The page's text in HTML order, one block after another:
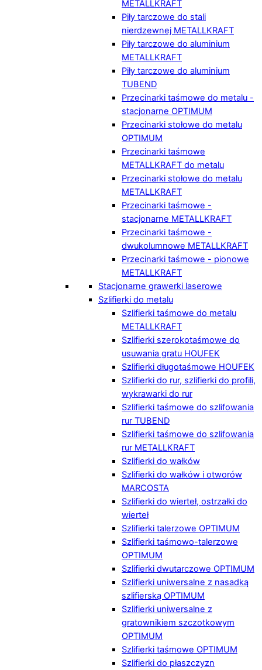
METALLKRAFT
Piły tarczowe do stali
nierdzewnej METALLKRAFT
Piły tarczowe do aluminium
METALLKRAFT
Piły tarczowe do aluminium
TUBEND
Przecinarki taśmowe do metalu -
stacjonarne OPTIMUM
Przecinarki stołowe do metalu
OPTIMUM
Przecinarki taśmowe
METALLKRAFT do metalu
Przecinarki stołowe do metalu
METALLKRAFT
Przecinarki taśmowe -
stacjonarne METALLKRAFT
Przecinarki taśmowe -
dwukolumnowe METALLKRAFT
Przecinarki taśmowe - pionowe
METALLKRAFT
Stacjonarne grawerki laserowe
Szlifierki do metalu
Szlifierki taśmowe do metalu
METALLKRAFT
Szlifierki szerokotaśmowe do
usuwania gratu HOUFEK
Szlifierki długotaśmowe HOUFEK
Szlifierki do rur, szlifierki do profili,
wykrawarki do rur
Szlifierki taśmowe do szlifowania
rur TUBEND
Szlifierki taśmowe do szlifowania
rur METALLKRAFT
Szlifierki do wałków
Szlifierki do wałków i otworów
MARCOSTA
Szlifierki do wierteł, ostrzałki do
wierteł
Szlifierki talerzowe OPTIMUM
Szlifierki taśmowo-talerzowe
OPTIMUM
Szlifierki dwutarczowe OPTIMUM
Szlifierki uniwersalne z nasadką
szlifierską OPTIMUM
Szlifierki uniwersalne z
gratownikiem szczotkowym
OPTIMUM
Szlifierki taśmowe OPTIMUM
Szlifierki do płaszczyzn